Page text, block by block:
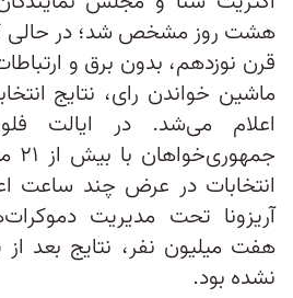
هشت روز مشخص شد؛ در حالی
قرن نوزدهم، بدون برق و
ماشین خواندن رای، نتایج
اعلام می‌شد. در ایالت
انتخابات در عرض چند ساعت
آریزونا تحت مدیریت
هفت میلیون نفر، نتایج بعد
نشده بود.